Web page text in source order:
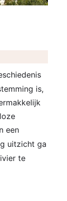
is,
een
uitzicht ga
te